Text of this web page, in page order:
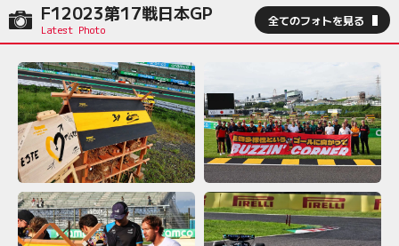
F12023第17戦日本GP 全てのフォトを見る